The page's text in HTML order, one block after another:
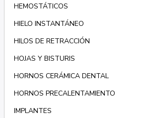
HEMOSTÁTICOS
HIELO INSTANTÁNEO
HILOS DE RETRACCIÓN
HOJAS Y BISTURIS
HORNOS CERÁMICA DENTAL
HORNOS PRECALENTAMIENTO
IMPLANTES